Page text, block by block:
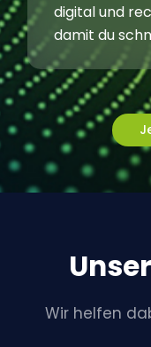
digital und
damit du
J
Wir helfen